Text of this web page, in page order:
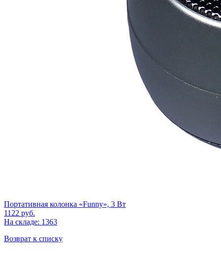
Портативная колонка «Funny», 3 Вт
1122 руб.
На складе: 1363
Возврат к списку